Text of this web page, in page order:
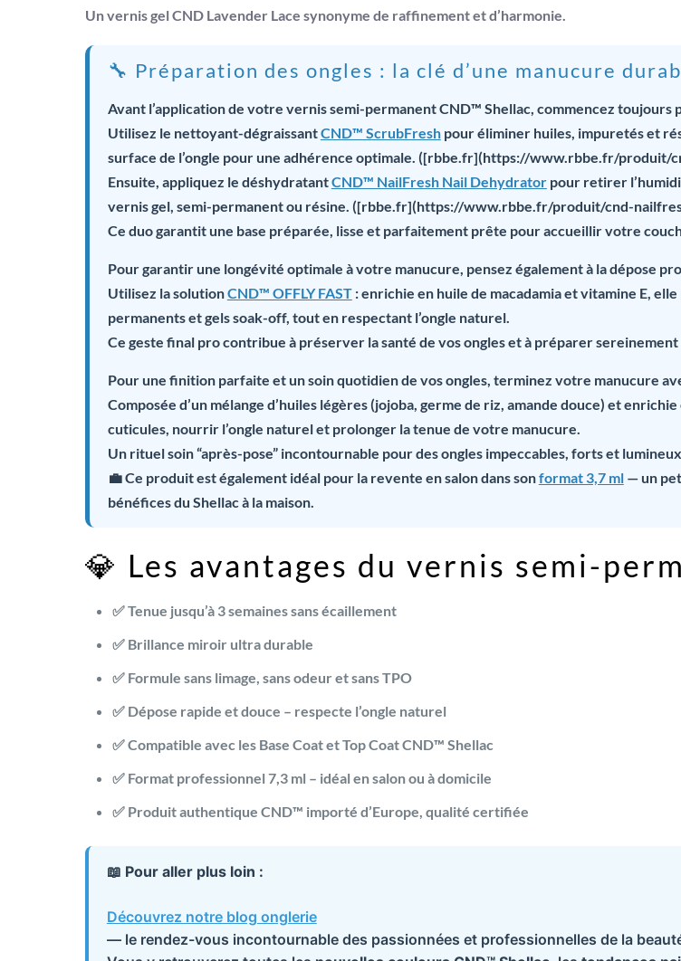
Unvernis gel CND Lavender Lace synonyme de raffinement et d’harmonie.
🔧 Préparation des ongles : la clé d’une manucure
Avant l’application de votre vernis semi-permanent CND™ Shellac, commencez
Utilisez le nettoyant-dégraissantCND™ ScrubFreshpour éliminer huiles, impuretés et
surface de l’ongle pour une adhérence optimale. ([rbbe.fr](https://www.rbbe.fr/
Ensuite, appliquez le déshydratantCND™ NailFresh Nail Dehydratorpour retirer
vernis gel, semi-permanent ou résine. ([rbbe.fr](https://www.rbbe.fr/produit/cnd-
Ce duo garantit une base préparée, lisse et parfaitement prête pour accueillir votre
Pour garantir une longévité optimale à votre manucure, pensez également à ladépose
Utilisez la solutionCND™ OFFLY FAST: enrichie en huile de macadamia et vitamine E,
permanents et gels soak-off, tout en respectant l’ongle naturel.
Ce geste final pro contribue à préserver la santé de vos ongles et à préparer sereinement
Pour une finition parfaite et un soin quotidien de vos ongles, terminez votre manucure
Composée d’un mélange d’huiles légères (jojoba, germe de riz, amande douce) et
cuticules, nourrir l’ongle naturel et prolonger la tenue de votre manucure.
Un rituel soin “après-pose” incontournable pour des ongles impeccables, forts et
💼 Ce produit est également idéal pour la revente en salondans sonformat 3,7 ml— un
bénéfices du Shellac à la maison.
💎 Les avantages du vernis semi-
✅Tenue jusqu’à 3 semainessans écaillement
✅ Brillance miroir ultra durable
✅ Formule sans limage, sans odeur et sans TPO
✅ Dépose rapide et douce – respecte l’ongle naturel
✅ Compatible avec les Base CoatetTop Coat CND™ Shellac
✅ Format professionnel 7,3 ml – idéal en salon ou à domicile
✅ Produitauthentique CND™ importé d’Europe, qualité certifiée
📖 Pour aller plus loin :
Découvrez notre blog onglerie
— le rendez-vous incontournable des passionnées et professionnelles de la
Des questions ?